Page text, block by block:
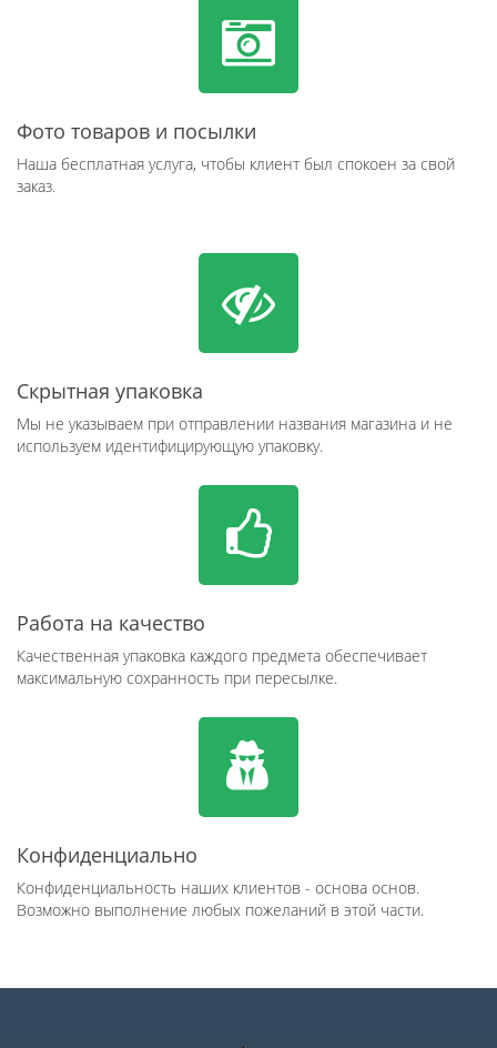
Фото товаров и посылки
Наша бесплатная услуга, чтобы клиент был спокоен за свой
заказ.
Скрытная упаковка
Мы не указываем при отправлении названия магазина и не
используем идентифицирующую упаковку.
Работа на качество
Качественная упаковка каждого предмета обеспечивает
максимальную сохранность при пересылке.
Конфиденциально
Конфиденциальность наших клиентов - основа основ.
Возможно выполнение любых пожеланий в этой части.